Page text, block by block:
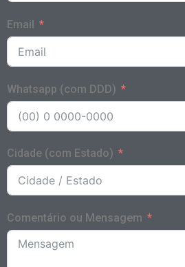
Email
Whatsapp (com DDD)
Cidade (com Estado)
Comentário ou Mensagem